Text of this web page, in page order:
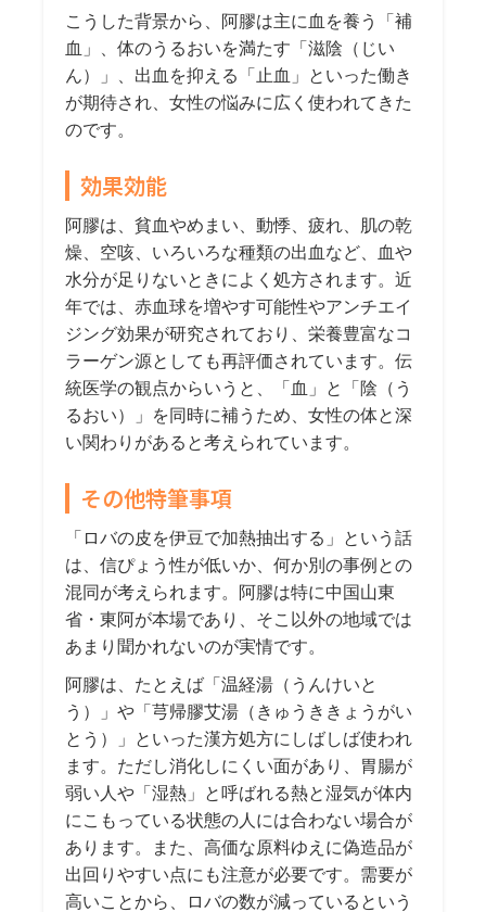
こうした背景から、阿膠は主に血を養う「補
血」、体のうるおいを満たす「滋陰（じい
ん）」、出血を抑える「止血」といった働き
が期待され、女性の悩みに広く使われてきた
のです。
効果効能
阿膠は、貧血やめまい、動悸、疲れ、肌の乾
燥、空咳、いろいろな種類の出血など、血や
水分が足りないときによく処方されます。近
年では、赤血球を増やす可能性やアンチエイ
ジング効果が研究されており、栄養豊富なコ
ラーゲン源としても再評価されています。伝
統医学の観点からいうと、「血」と「陰（う
るおい）」を同時に補うため、女性の体と深
い関わりがあると考えられています。
その他特筆事項
「ロバの皮を伊豆で加熱抽出する」という話
は、信ぴょう性が低いか、何か別の事例との
混同が考えられます。阿膠は特に中国山東
省・東阿が本場であり、そこ以外の地域では
あまり聞かれないのが実情です。
阿膠は、たとえば「温経湯（うんけいと
う）」や「芎帰膠艾湯（きゅうききょうがい
とう）」といった漢方処方にしばしば使われ
ます。ただし消化しにくい面があり、胃腸が
弱い人や「湿熱」と呼ばれる熱と湿気が体内
にこもっている状態の人には合わない場合が
あります。また、高価な原料ゆえに偽造品が
出回りやすい点にも注意が必要です。需要が
高いことから、ロバの数が減っているという